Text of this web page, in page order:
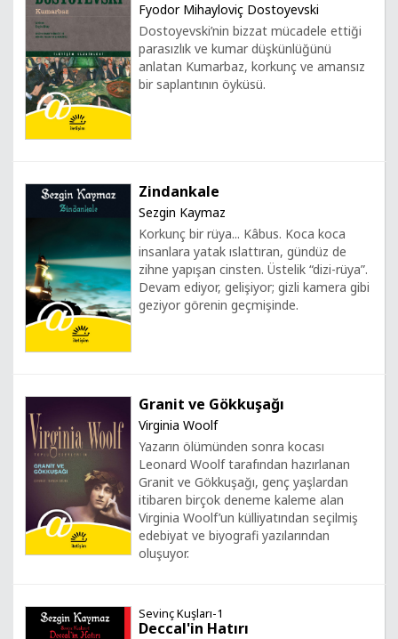
Fyodor Mihayloviç Dostoyevski
Dostoyevski’nin bizzat mücadele ettiği
parasızlık ve kumar düşkünlüğünü
anlatan Kumarbaz, korkunç ve amansız
bir saplantının öyküsü.
Zindankale
Sezgin Kaymaz
Korkunç bir rüya... Kâbus. Koca koca
insanlara yatak ıslattıran, gündüz de
zihne yapışan cinsten. Üstelik “dizi-rüya”.
Devam ediyor, gelişiyor; gizli kamera gibi
geziyor görenin geçmişinde.
Granit ve Gökkuşağı
Virginia Woolf
Yazarın ölümünden sonra kocası
Leonard Woolf tarafından hazırlanan
Granit ve Gökkuşağı, genç yaşlardan
itibaren birçok deneme kaleme alan
Virginia Woolf’un külliyatından seçilmiş
edebiyat ve biyografi yazılarından
oluşuyor.
Sevinç Kuşları-1
Deccal'in Hatırı